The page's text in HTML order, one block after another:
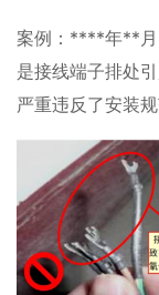
案例：****年**月
是接线端子排处
严重违反了安装规